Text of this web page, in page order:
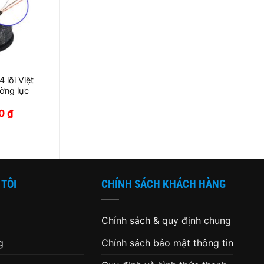
lõi Việt
lực
₫Giá
CHÍNH SÁCH KHÁCH HÀNG
Chính sách & quy định chung
Chính sách bảo mật thông tin